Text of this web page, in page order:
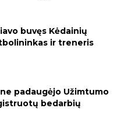
buvęs Kėdainių
ir treneris
padaugėjo Užimtumo
bedarbių